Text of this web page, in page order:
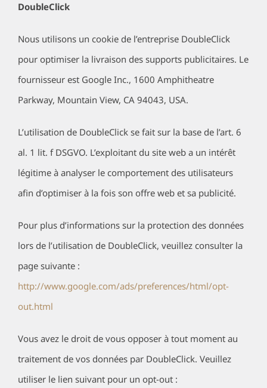
DoubleClick
Nous utilisons un cookie de l’entreprise DoubleClick
pour optimiser la livraison des supports publicitaires. Le
fournisseur est Google Inc., 1600 Amphitheatre
Parkway, Mountain View, CA 94043, USA.
L’utilisation de DoubleClick se fait sur la base de l’art. 6
al. 1 lit. f DSGVO. L’exploitant du site web a un intérêt
légitime à analyser le comportement des utilisateurs
afin d’optimiser à la fois son offre web et sa publicité.
Pour plus d’informations sur la protection des données
lors de l’utilisation de DoubleClick, veuillez consulter la
page suivante :
http://www.google.com/ads/preferences/html/opt-
out.html
Vous avez le droit de vous opposer à tout moment au
traitement de vos données par DoubleClick. Veuillez
utiliser le lien suivant pour un opt-out :